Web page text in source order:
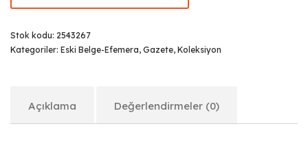
Stok kodu: 2543267
Kategoriler: Eski Belge-Efemera, Gazete, Koleksiyon
Açıklama Değerlendirmeler (0)